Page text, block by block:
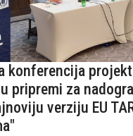
konferencija
pripremi za
verziju EU